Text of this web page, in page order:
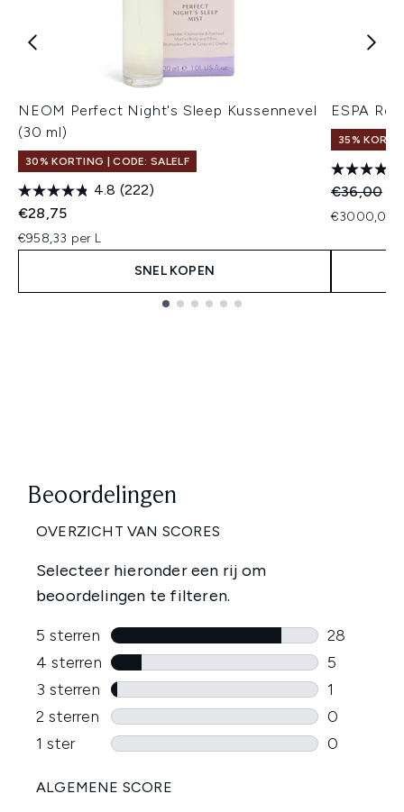
NEOM Perfect Night's Sleep Kussennevel
(30 ml)
30% KORTING | CODE: SALELF
4.8 (222)
€28,75
€958,33 per L
SNEL KOPEN
ESPA
35%
€36,00
€3000,00